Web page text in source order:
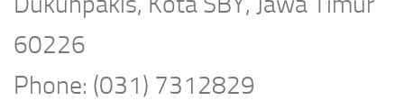
60226
Phone: (031) 7312829